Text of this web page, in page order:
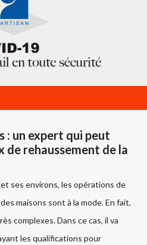
: un expert qui peut
rehaussement de la
ses environs, les opérations de
maisons sont à la mode. En fait,
complexes. Dans ce cas, il va
les qualifications pour